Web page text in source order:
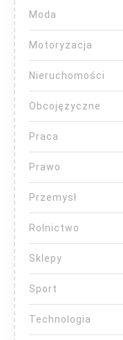
Moda
Motoryzacja
Nieruchomości
Obcojęzyczne
Praca
Prawo
Przemysł
Rolnictwo
Sklepy
Sport
Technologia